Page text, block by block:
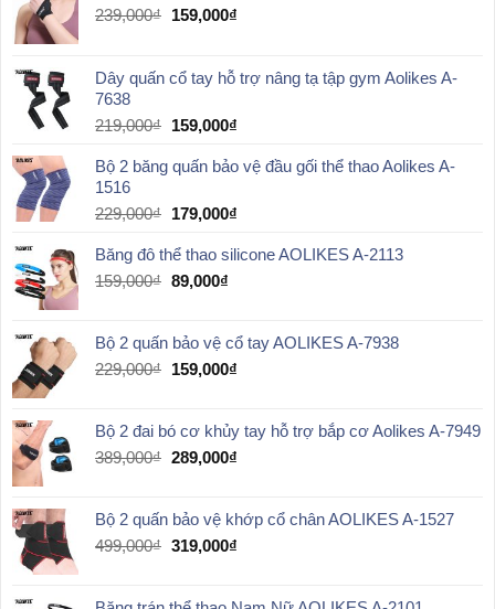
239,000₫ Giá
239,000₫.
159,000₫Giá
là:
Dây quấn cổ tay hỗ trợ nâng tạ tập gym Aolikes A-
7638
219,000₫ Giá
là:
159,000₫Giá
tại
159,000₫.
Bộ 2 băng quấn bảo vệ đầu gối thể thao Aolikes A-
1516
229,000₫ Giá
là:
229,000₫.
179,000₫Giá
tại
Băng đô thể thao silicone AOLIKES A-2113
159,000₫ Giá
159,000₫.
89,000₫Giá
là:
89,000₫.
Bộ 2 quấn bảo vệ cổ tay AOLIKES A-7938
229,000₫ Giá
229,000₫.
159,000₫Giá
là:
159,000₫.
Bộ 2 đai bó cơ khủy tay hỗ trợ bắp cơ Aolikes A-7949
389,000₫ Giá
389,000₫.
289,000₫Giá
là:
289,000₫.
Bộ 2 quấn bảo vệ khớp cổ chân AOLIKES A-1527
499,000₫ Giá
319,000₫Giá